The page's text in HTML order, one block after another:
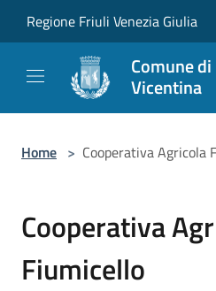
Regione Friuli Venezia Giulia
Comune
Vicentina
Home > Cooperativa Agricola
Cooperativa
Fiumicello